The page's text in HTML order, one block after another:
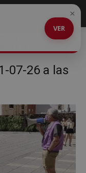
del Plan de
07-26 a las
VER
×